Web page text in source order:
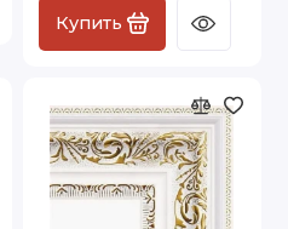
Купить